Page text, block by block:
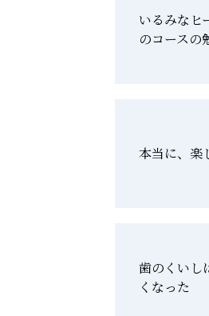
いるみなヒ
のコースの
本当に、楽
歯のくいし
くなった